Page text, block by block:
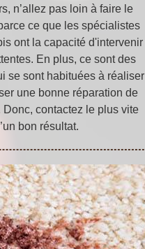
n’allez pas loin à faire le
ce que les spécialistes
ont la capacité d'intervenir
En plus, ce sont des
se sont habituées à réaliser
une bonne réparation de
contactez le plus vite
bon résultat.